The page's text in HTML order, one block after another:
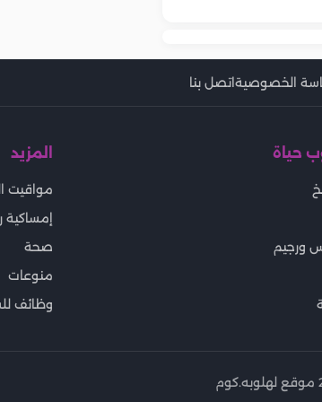
الخصوصيةاتصل بنا
حياة
ورجيم
المزيد
مواقيت
إمساكية
صحة
منوعات
وظائف
موقع لهلوبه.كوم